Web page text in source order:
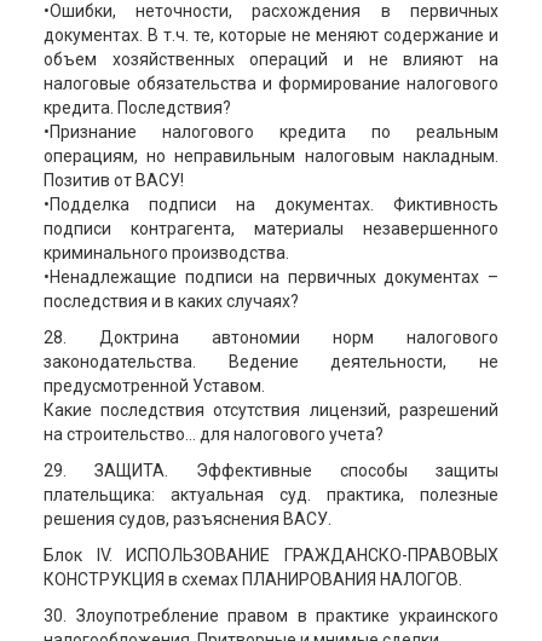
•Ошибки, неточности, расхождения в первичных
документах. В т.ч. те, которые не меняют содержание и
объем хозяйственных операций и не влияют на
налоговые обязательства и формирование налогового
кредита. Последствия?
•Признание налогового кредита по реальным
операциям, но неправильным налоговым накладным.
Позитив от ВАСУ!
•Подделка подписи на документах. Фиктивность
подписи контрагента, материалы незавершенного
криминального производства.
•Ненадлежащие подписи на первичных документах –
последствия и в каких случаях?
28. Доктрина автономии норм налогового
законодательства. Ведение деятельности, не
предусмотренной Уставом.
Какие последствия отсутствия лицензий, разрешений
на строительство... для налогового учета?
29. ЗАЩИТА. Эффективные способы защиты
плательщика: актуальная суд. практика, полезные
решения судов, разъяснения ВАСУ.
Блок ІV. ИСПОЛЬЗОВАНИЕ ГРАЖДАНСКО-ПРАВОВЫХ
КОНСТРУКЦИЯ в схемах ПЛАНИРОВАНИЯ НАЛОГОВ.
30. Злоупотребление правом в практике украинского